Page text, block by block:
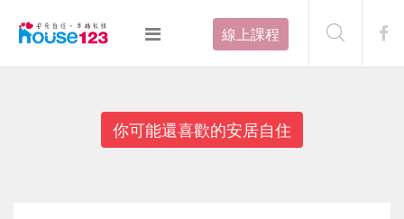
線上課程
你可能還喜歡的安居自住